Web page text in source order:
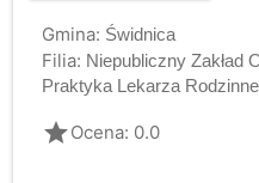
Gmina: Świdnica
Filia: Niepubliczny Zakład
Praktyka Lekarza
gradeOcena: 0.0